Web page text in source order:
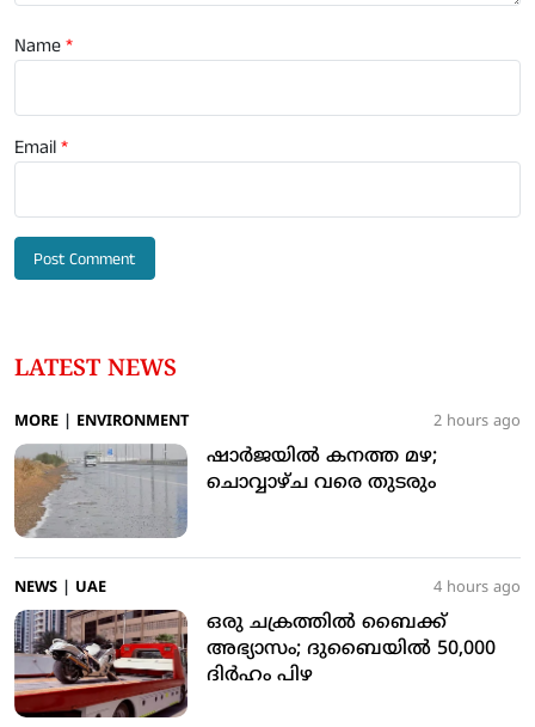
Name*
Email*
LATEST NEWS
MORE ENVIRONMENT 2 hours ago
ഷാര്‍ജയില്‍ കനത്ത മഴ;
ചൊവ്വാഴ്ച വരെ തുടരും
NEWS UAE 4 hours ago
ഒരു ചക്രത്തില്‍ ബൈക്ക്
അഭ്യാസം; ദുബൈയില്‍ 50,000
ദിര്‍ഹം പിഴ